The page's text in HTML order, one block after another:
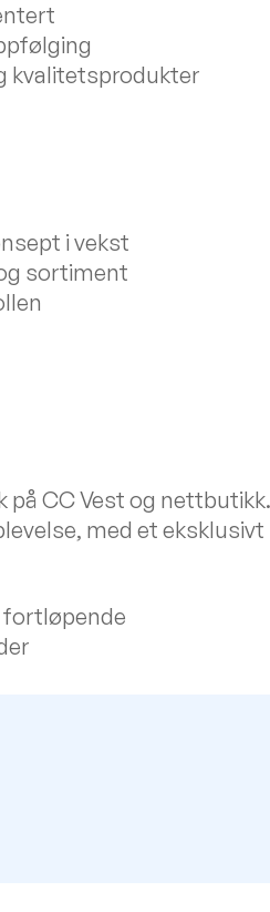
kvalitetsprodukter
i vekst
sortiment
CC Vest og
med et eksklusivt
fortløpende